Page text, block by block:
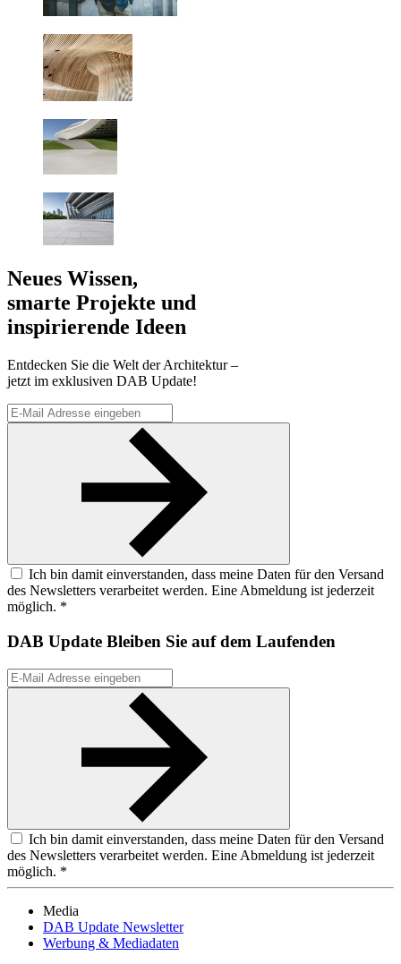
Neues Wissen,
smarte Projekte und
inspirierende Ideen
Entdecken Sie die Welt der Architektur –
jetzt im exklusiven DAB Update!
Ich bin damit einverstanden, dass meine Daten für den Versand
des Newsletters verarbeitet werden. Eine Abmeldung ist jederzeit
möglich. *
DAB Update Bleiben Sie auf dem Laufenden
Ich bin damit einverstanden, dass meine Daten für den Versand
des Newsletters verarbeitet werden. Eine Abmeldung ist jederzeit
möglich. *
Media
DAB Update Newsletter
Werbung & Mediadaten